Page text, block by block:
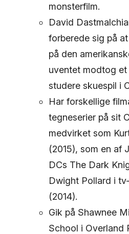
monsterfilm.
David
forberede sig på
på den
uventet modtog
studere skuespil i
Har forskellige
tegneserier på sit
medvirket som
(2015), som en af
DCs The Dark
Dwight Pollard i
(2014).
Gik på Shawnee
School i Overland